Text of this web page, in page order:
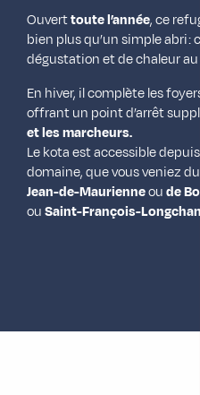
Ouverttoute l’année, ce
bien plus qu’un simple abri :
dégustation et de chaleur
En hiver, il complète les
offrant un point d’arrêt
et les marcheurs.
Le kota est accessible depuis
domaine, que vous veniez du
Jean-de-Maurienneoude
ouSaint-François-